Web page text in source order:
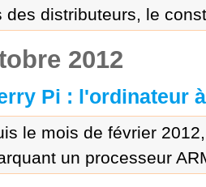
des distributeurs, le
2012
Pi : l'ordinateur
le mois de février
un processeur